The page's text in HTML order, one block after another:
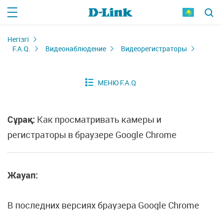
Негізгі
F.A.Q.
Видеонаблюдение Видеорегистраторы
Сұрақ: Как просматривать камеры и
регистраторы в браузере Google Chrome
Жауап:
В последних версиях браузера Google Chrome